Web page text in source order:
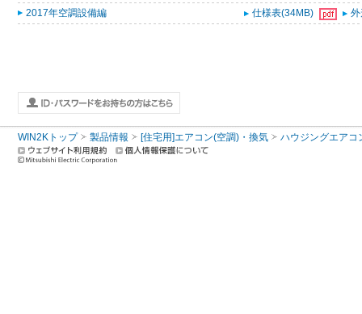
2017年空調設備編
仕様表(34MB)
WIN2Kトップ 製品情報 [住宅用]エアコン(空調)・換気 ハウジングエアコ